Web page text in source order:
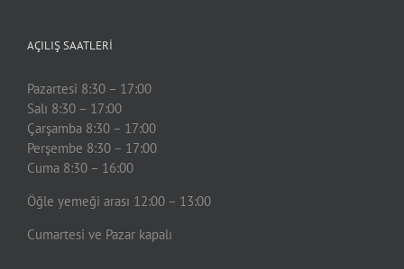
AÇILIŞ SAATLERİ
Pazartesi 8:30 – 17:00
Salı 8:30 – 17:00
Çarşamba 8:30 – 17:00
Perşembe 8:30 – 17:00
Cuma 8:30 – 16:00
Öğle yemeği arası 12:00 – 13:00
Cumartesi ve Pazar kapalı